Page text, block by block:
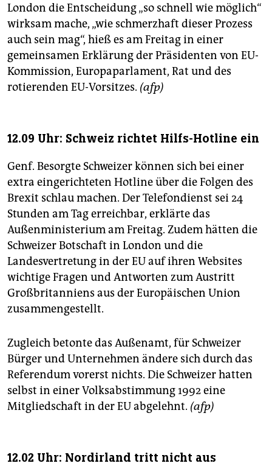
London die Entscheidung „so schnell wie möglich“
wirksam mache, „wie schmerzhaft dieser Prozess
auch sein mag“, hieß es am Freitag in einer
gemeinsamen Erklärung der Präsidenten von EU-
Kommission, Europaparlament, Rat und des
rotierenden EU-Vorsitzes. (afp)
12.09 Uhr: Schweiz richtet Hilfs-Hotline ein
Genf. Besorgte Schweizer können sich bei einer
extra eingerichteten Hotline über die Folgen des
Brexit schlau machen. Der Telefondienst sei 24
Stunden am Tag erreichbar, erklärte das
Außenministerium am Freitag. Zudem hätten die
Schweizer Botschaft in London und die
Landesvertretung in der EU auf ihren Websites
wichtige Fragen und Antworten zum Austritt
Großbritanniens aus der Europäischen Union
zusammengestellt.
Zugleich betonte das Außenamt, für Schweizer
Bürger und Unternehmen ändere sich durch das
Referendum vorerst nichts. Die Schweizer hatten
selbst in einer Volksabstimmung 1992 eine
Mitgliedschaft in der EU abgelehnt. (afp)
12.02 Uhr: Nordirland tritt nicht aus